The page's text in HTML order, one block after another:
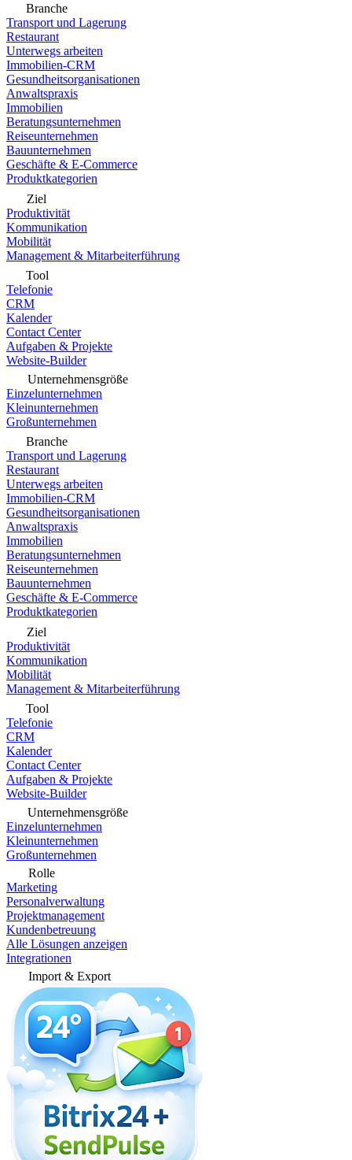
Branche
Transport und Lagerung
Restaurant
Unterwegs arbeiten
Immobilien-CRM
Gesundheitsorganisationen
Anwaltspraxis
Immobilien
Beratungsunternehmen
Reiseunternehmen
Bauunternehmen
Geschäfte & E-Commerce
Produktkategorien
Ziel
Produktivität
Kommunikation
Mobilität
Management & Mitarbeiterführung
Tool
Telefonie
CRM
Kalender
Contact Center
Aufgaben & Projekte
Website-Builder
Unternehmensgröße
Einzelunternehmen
Kleinunternehmen
Großunternehmen
Branche
Transport und Lagerung
Restaurant
Unterwegs arbeiten
Immobilien-CRM
Gesundheitsorganisationen
Anwaltspraxis
Immobilien
Beratungsunternehmen
Reiseunternehmen
Bauunternehmen
Geschäfte & E-Commerce
Produktkategorien
Ziel
Produktivität
Kommunikation
Mobilität
Management & Mitarbeiterführung
Tool
Telefonie
CRM
Kalender
Contact Center
Aufgaben & Projekte
Website-Builder
Unternehmensgröße
Einzelunternehmen
Kleinunternehmen
Großunternehmen
Rolle
Marketing
Personalverwaltung
Projektmanagement
Kundenbetreuung
Alle Lösungen anzeigen
Integrationen
Import & Export